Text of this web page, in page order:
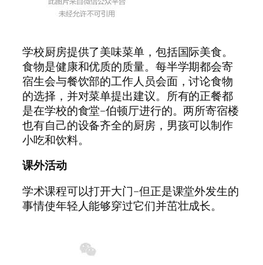
学校厨房提供了美味菜单，包括国际美食。
食物是健康和优质的质量。每半学期都会寄
宿生会与餐饮部的工作人员会面，讨论食物
的选择，并对菜单提出建议。所有的正餐都
是在学校的食堂–伯顿厅进行的。两所寄宿楼
也有自己的设备齐全的厨房，男孩可以制作
小吃和饮料。
课外活动
学术课程可以打开大门–但正是课堂外发生的
事情使年轻人能够穿过它们并茁壮成长。